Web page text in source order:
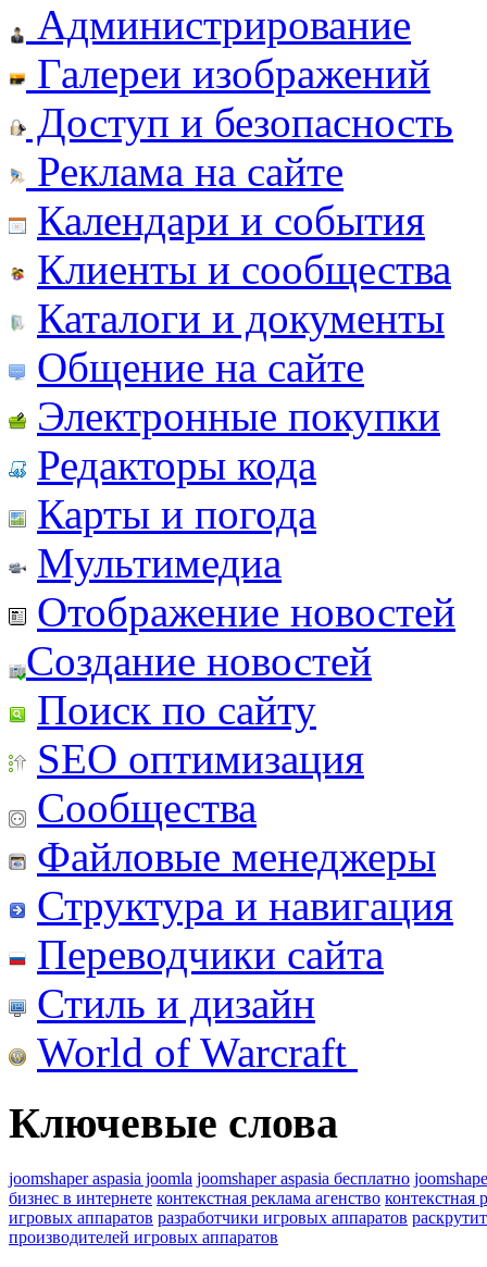
Администрирование
Галереи изображений
Доступ и безопасность
Реклама на сайте
Календари и события
Клиенты и сообщества
Каталоги и документы
Общение на сайте
Электронные покупки
Редакторы кода
Карты и погода
Мультимедиа
Отображение новостей
Создание новостей
Поиск по сайту
SEO оптимизация
Сообщества
Файловые менеджеры
Структура и навигация
Переводчики сайта
Стиль и дизайн
World of Warcraft
Ключевые слова
joomshaper aspasia joomla joomshaper aspasia бесплатно
бизнес в интернете контекстная реклама агенство контекстная
игровых аппаратов разработчики игровых аппаратов
производителей игровых аппаратов